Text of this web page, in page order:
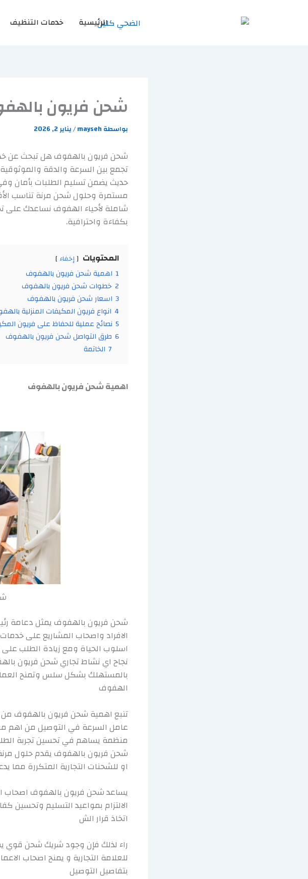
الرئيسية خدمات التنظيف
شحن فريون
بواسطة mayseh
/يناير 2, 2026
شحن فريون بالهفوف هل تبحث عن
تجمع بين السرعة والدقة
حديث يضمن تسليم الطلبات بأمان
مستمرة وحلول شحن مرنة تناسب
شاملة لأحياء الهفوف نساعدك على
بكفاءة واحترافية.
المحتويات إخفاء
1 اهمية شحن فريون بالهفوف
2 خطوات شحن فريون بالهفوف
3 اسعار شحن فريون بالهفوف
4 انواع فريون المكيفات المنزلية
5 نصائح عملية للحفاظ على فريون
6 طرق التواصل شحن فريون بالهفوف
7 الخاتمة
اهمية شحن فريون بالهفوف
شحن فريون بالهفوف يمثل دعامة
الافراد واصحاب المشاريع على
اسلوب الحياة ومع زيادة الطلب
نجاح اي نشاط تجاري شحن فريون
بالمستهلك بشكل سلس وتمنح
الهفوف
تنبع اهمية شحن فريون بالهفوف من
عامل السرعة في التوصيل من اهم
منظمة يساهم في تحسين تجربة
شحن فريون بالهفوف يقدم حلول
او للشحنات التجارية المتكررة مما
يساعد شحن فريون بالهفوف اصحاب
الالتزام بمواعيد التسليم
اتخاذ قرار الش
راء لذلك فإن وجود شريك شحن قوي
للعلامة التجارية و يمنح اصحاب
بتفاصيل التوصيل